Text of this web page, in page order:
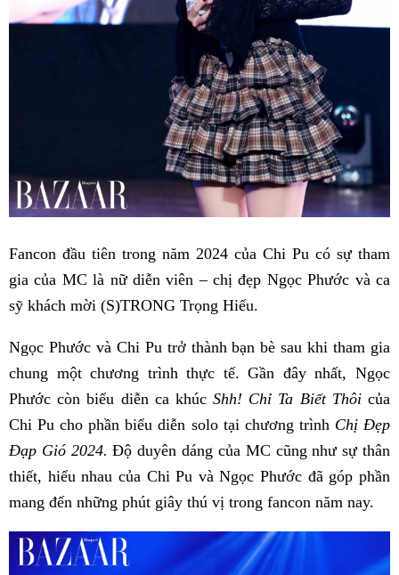
Fancon đầu tiên trong năm 2024 của Chi Pu có sự tham
gia của MC là nữ diễn viên – chị đẹp Ngọc Phước và ca
sỹ khách mời (S)TRONG Trọng Hiếu.
Ngọc Phước và Chi Pu trở thành bạn bè sau khi tham gia
chung một chương trình thực tế. Gần đây nhất, Ngọc
Phước còn biểu diễn ca khúcShh! Chỉ Ta Biết Thôicủa
Chi Pu cho phần biểu diễn solo tại chương trình Chị Đẹp
Đạp Gió 2024. Độ duyên dáng của MC cũng như sự thân
thiết, hiểu nhau của Chi Pu và Ngọc Phước đã góp phần
mang đến những phút giây thú vị trong fancon năm nay.